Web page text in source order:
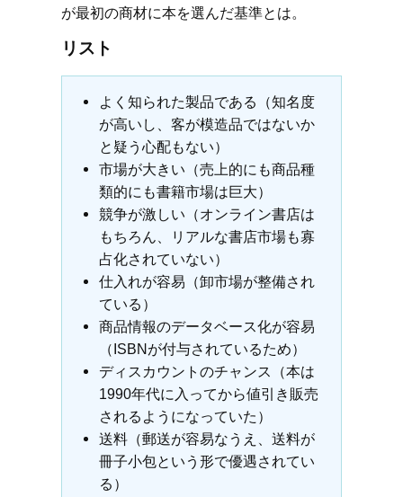
が最初の商材に本を選んだ基準とは。
リスト
よく知られた製品である（知名度
が高いし、客が模造品ではないか
と疑う心配もない）
市場が大きい（売上的にも商品種
類的にも書籍市場は巨大）
競争が激しい（オンライン書店は
もちろん、リアルな書店市場も寡
占化されていない）
仕入れが容易（卸市場が整備され
ている）
商品情報のデータベース化が容易
（ISBNが付与されているため）
ディスカウントのチャンス（本は
1990年代に入ってから値引き販売
されるようになっていた）
送料（郵送が容易なうえ、送料が
冊子小包という形で優遇されてい
る）